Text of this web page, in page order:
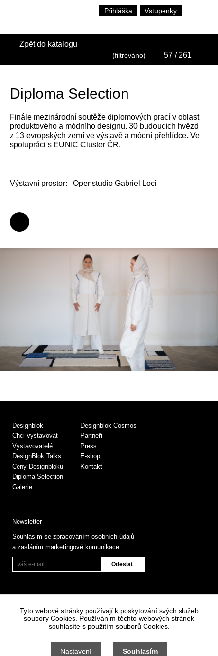
Přihláška Vstupenky
Zpět do katalogu
(filtrováno) 57 / 261
Diploma Selection
Finále mezinárodní soutěže diplomových prací v oblasti
produktového a módního designu. 30 budoucích hvězd
z 13 evropských zemí ve výstavě a módní přehlídce. Ve
spolupráci s EUNIC Cluster ČR.
Výstavní prostor: Openstudio Gabriel Loci
Designblok
Chci vystavovat
Vystavovatelé
DesignBlok Talks
Ceny Designbloku
Diploma Selection
Galerie
Designblok Cosmos
Partneři
Press
E-shop
Kontakt
Newsletter
Souhlasím se zpracováním osobních údajů
a zasláním marketingové komunikace.
Všeobecné obchodní podmínky
Nastavení cookies
Tyto webové stránky používají k poskytování svých služeb
soubory Cookies. Používáním těchto webových stránek
souhlasíte s použitím souborů Cookies.
Nastavení Souhlasím